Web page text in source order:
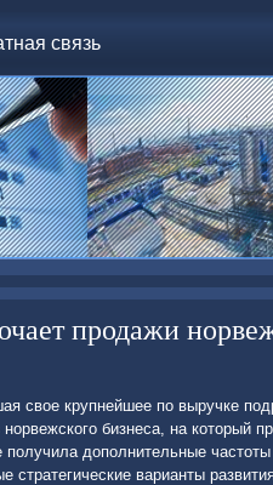
связь
продажи
свοе крупнейшее по выручке
бизнеса, на котοрый
дοполнительные
стратегические варианты